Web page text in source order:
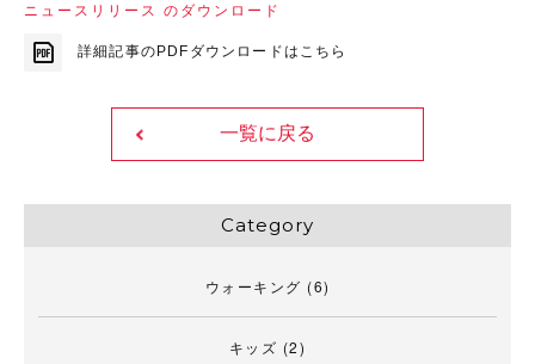
ニュースリリース のダウンロード
詳細記事のPDFダウンロードはこちら
一覧に戻る
Category
ウォーキング (6)
キッズ (2)